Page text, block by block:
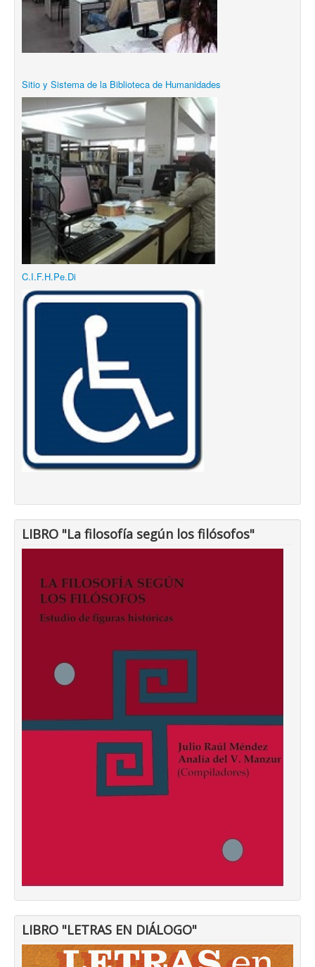
Sitio y Sistema de la Biblioteca de Humanidades
C.I.F.H.Pe.Di
LIBRO "La filosofía según los filósofos"
LIBRO "LETRAS EN DIÁLOGO"